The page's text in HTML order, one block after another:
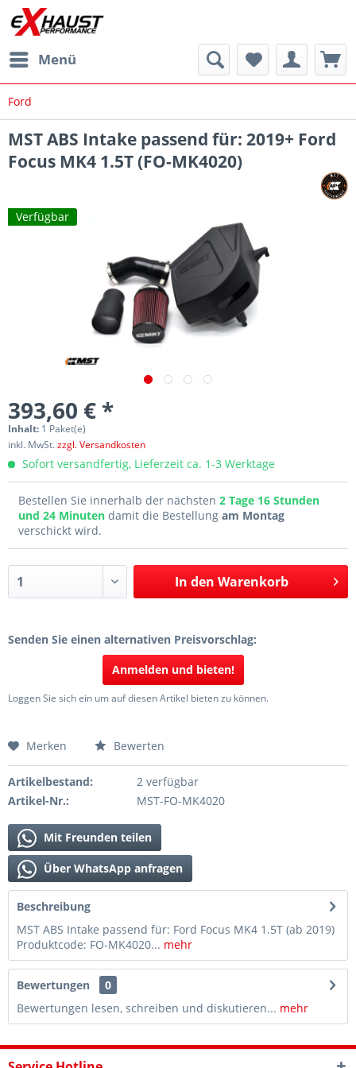
Menü
Ford
MST ABS Intake passend für: 2019+ Ford
Focus MK4 1.5T (FO-MK4020)
Verfügbar
393,60 € *
Inhalt: 1 Paket(e)
inkl. MwSt.zzgl. Versandkosten
Sofort versandfertig, Lieferzeit ca. 1-3 Werktage
Bestellen Sie innerhalb der nächsten 2 Tage 16 Stunden
und 24 Minuten damit die Bestellung am Montag
verschickt wird.
In den Warenkorb
Senden Sie einen alternativen Preisvorschlag:
Anmelden und bieten!
Loggen Sie sich ein um auf diesen Artikel bieten zu können.
Merken Bewerten
Artikelbestand:
2 verfügbar
Artikel-Nr.:
MST-FO-MK4020
Mit Freunden teilen
Über WhatsApp anfragen
Beschreibung
MST ABS Intake passend für: Ford Focus MK4 1.5T (ab 2019)
Produktcode: FO-MK4020... mehr
Bewertungen
0
Bewertungen lesen, schreiben und diskutieren... mehr